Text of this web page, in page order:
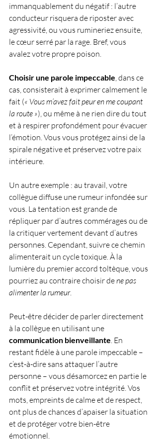
immanquablement du négatif : l’autre
conducteur risquera de riposter avec
agressivité, ou vous rumineriez ensuite,
le cœur serré par la rage. Bref, vous
avalez votre propre poison.
Choisir une parole impeccable, dans ce
cas, consisterait à exprimer calmement le
fait (« Vous m’avez fait peur en me coupant
la route »), ou même à ne rien dire du tout
et à respirer profondément pour évacuer
l’émotion. Vous vous protégez ainsi de la
spirale négative et préservez votre paix
intérieure.
Un autre exemple : au travail, votre
collègue diffuse une rumeur infondée sur
vous. La tentation est grande de
répliquer par d’autres commérages ou de
la critiquer vertement devant d’autres
personnes. Cependant, suivre ce chemin
alimenterait un cycle toxique. À la
lumière du premier accord toltèque, vous
pourriez au contraire choisir de ne pas
alimenter la rumeur.
Peut-être décider de parler directement
à la collègue en utilisant une
communication bienveillante. En
restant fidèle à une parole impeccable –
c’est-à-dire sans attaquer l’autre
personne – vous désamorcez en partie le
conflit et préservez votre intégrité. Vos
mots, empreints de calme et de respect,
ont plus de chances d’apaiser la situation
et de protéger votre bien-être
émotionnel.